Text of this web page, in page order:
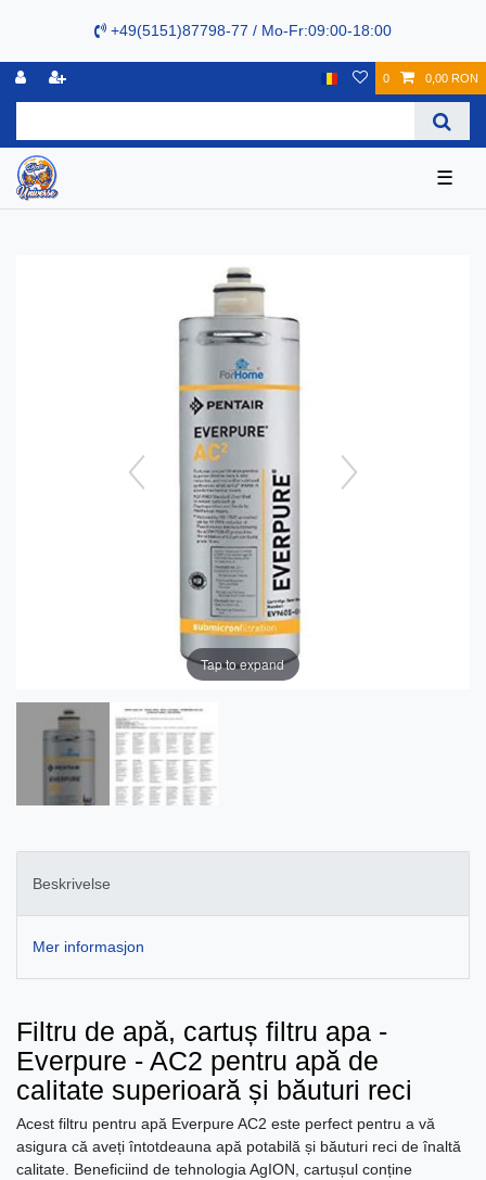
+49(5151)87798-77 / Mo-Fr:09:00-18:00
0 0,00 RON
☰
Tap to expand
Beskrivelse
Mer informasjon
Filtru de apă, cartuș filtru apa -
Everpure - AC2 pentru apă de
calitate superioară și băuturi reci
Acest filtru pentru apă Everpure AC2 este perfect pentru a vă
asigura că aveți întotdeauna apă potabilă și băuturi reci de înaltă
calitate. Beneficiind de tehnologia AgION, cartușul conține